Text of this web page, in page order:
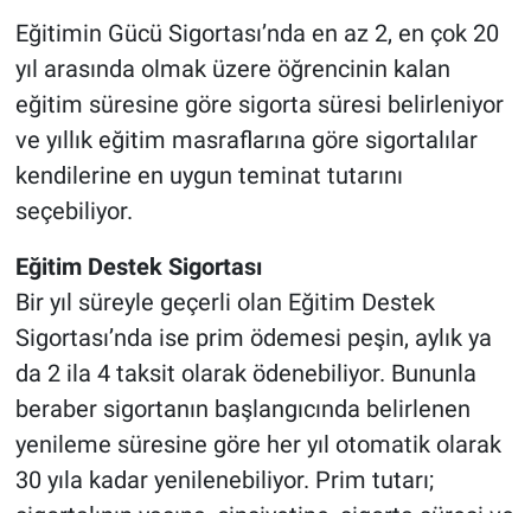
Eğitimin Gücü Sigortası’nda en az 2, en çok 20
yıl arasında olmak üzere öğrencinin kalan
eğitim süresine göre sigorta süresi belirleniyor
ve yıllık eğitim masraflarına göre sigortalılar
kendilerine en uygun teminat tutarını
seçebiliyor.
Eğitim Destek Sigortası
Bir yıl süreyle geçerli olan Eğitim Destek
Sigortası’nda ise prim ödemesi peşin, aylık ya
da 2 ila 4 taksit olarak ödenebiliyor. Bununla
beraber sigortanın başlangıcında belirlenen
yenileme süresine göre her yıl otomatik olarak
30 yıla kadar yenilenebiliyor. Prim tutarı;